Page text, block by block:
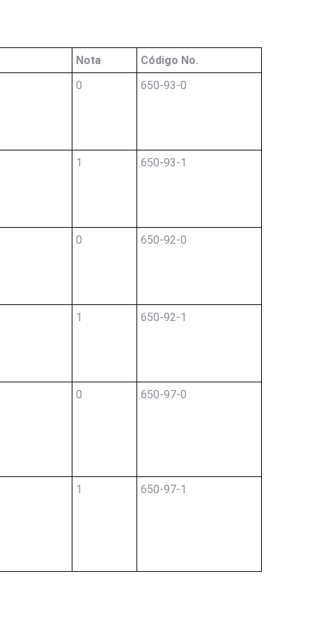
Nota
Código No.
0 650-93-0
1 650-93-1
0 650-92-0
1 650-92-1
0 650-97-0
1 650-97-1